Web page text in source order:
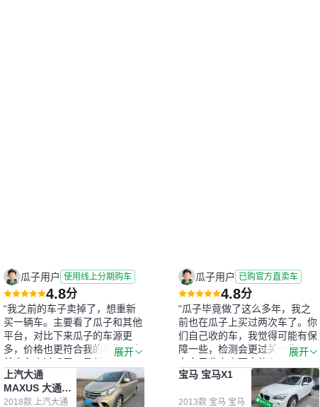
瓜子用户 使用线上分期购车
4.8分
“我之前的车子卖掉了，想重新
买一辆车。主要看了瓜子和其他
平台，对比下来瓜子的车源更
多，价格也更符合我的预期。之
前卖车来过瓜子，虽然价格没谈
成，但APP一直留着。瓜子毕竟
是大平台，整体印象还好。我最
终买了一台上汽大通，18年的
展开
上汽大通
MAXUS 大通
G10
2018款 上汽大通
瓜子用户 已购官方直卖车
4.8分
“瓜子毕竟做了这么多年，我之
前也在瓜子上买过两次车了。你
们自己收的车，我觉得可能有保
障一些，检测会更过关一些。平
台自己收上来再卖的车，应该更
可靠。我买的是宝马X1，主要看
中它的价格和公里数比较合适。
另外，瓜子承诺无火烧、无事
展开
宝马 宝马X1
2013款 宝马 宝马